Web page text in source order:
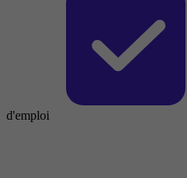
d'emploi